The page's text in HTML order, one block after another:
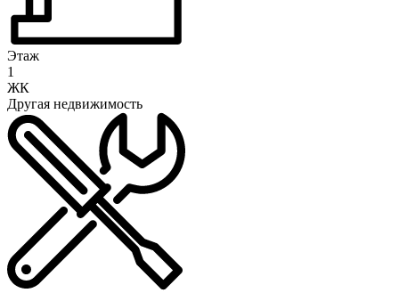
Этаж
1
ЖК
Другая недвижимость